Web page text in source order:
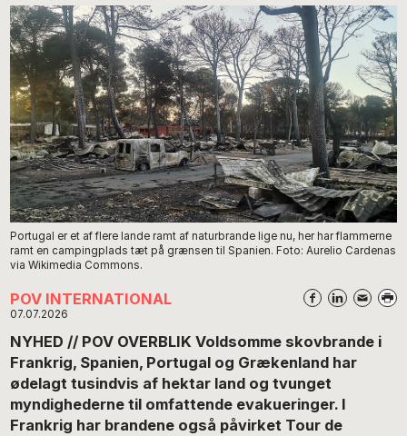
Portugal er et af flere lande ramt af naturbrande lige nu, her har flammerne
ramt en campingplads tæt på grænsen til Spanien. Foto: Aurelio Cardenas
via Wikimedia Commons.
POV INTERNATIONAL
07.07.2026
NYHED // POV OVERBLIK Voldsomme skovbrande i
Frankrig, Spanien, Portugal og Grækenland har
ødelagt tusindvis af hektar land og tvunget
myndighederne til omfattende evakueringer. I
Frankrig har brandene også påvirket Tour de